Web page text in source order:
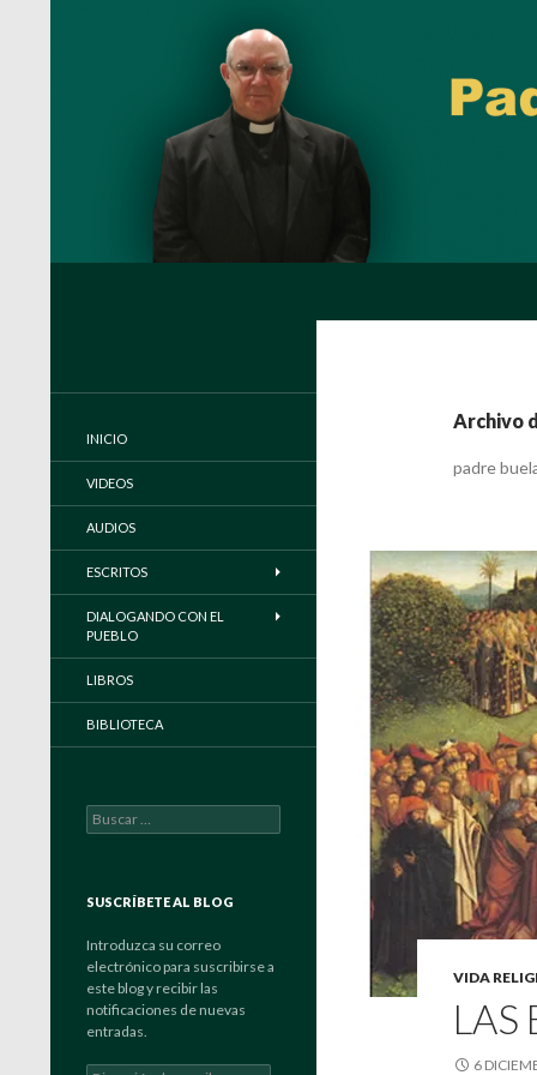
Archivo
padre
VIDA
LAS
6
INICIO
VIDEOS
AUDIOS
ESCRITOS
DIALOGANDO CON EL
PUEBLO
LIBROS
BIBLIOTECA
Buscar:
SUSCRÍBETE AL BLOG
Introduzca su correo
electrónico para suscribirse a
este blog y recibir las
notificaciones de nuevas
entradas.